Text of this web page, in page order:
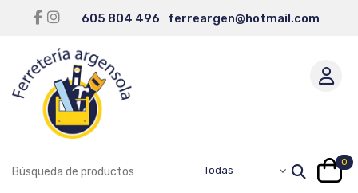
605 804 496 ferreargen@hotmail.com
0